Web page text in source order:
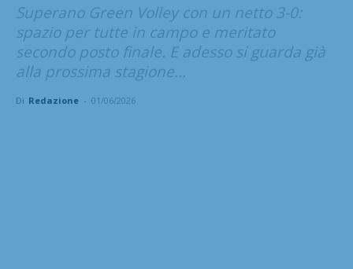
Superano Green Volley con un netto 3-0:
spazio per tutte in campo e meritato
secondo posto finale. E adesso si guarda già
alla prossima stagione...
Di Redazione - 01/06/2026